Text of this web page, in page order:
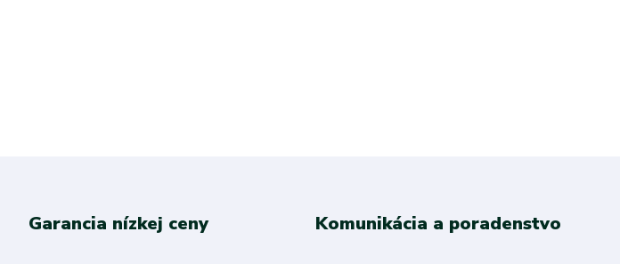
Garancia nízkej ceny Komunikácia a poradenstvo